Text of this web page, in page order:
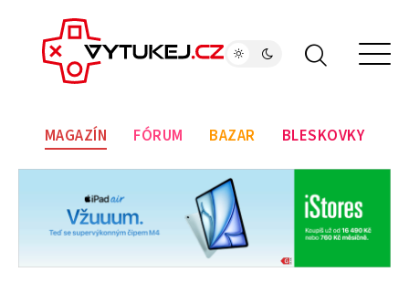
MAGAZÍN FÓRUM BAZAR BLESKOVKY